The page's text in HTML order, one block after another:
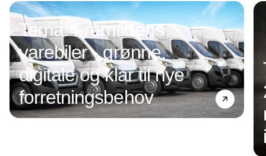
Tema: Fremtidens
varebiler - grønne,
digitale og klar til nye
forretningsbehov